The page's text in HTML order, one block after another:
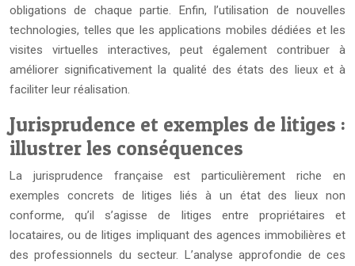
obligations de chaque partie. Enfin, l’utilisation de nouvelles
technologies, telles que les applications mobiles dédiées et les
visites virtuelles interactives, peut également contribuer à
améliorer significativement la qualité des états des lieux et à
faciliter leur réalisation.
Jurisprudence et exemples de litiges :
illustrer les conséquences
La jurisprudence française est particulièrement riche en
exemples concrets de litiges liés à un état des lieux non
conforme, qu’il s’agisse de litiges entre propriétaires et
locataires, ou de litiges impliquant des agences immobilières et
des professionnels du secteur. L’analyse approfondie de ces